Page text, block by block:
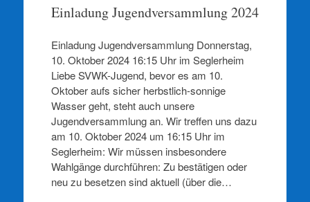
Einladung Jugendversammlung 2024
Einladung Jugendversammlung Donnerstag,
10. Oktober 2024 16:15 Uhr im Seglerheim
Liebe SVWK-Jugend, bevor es am 10.
Oktober aufs sicher herbstlich-sonnige
Wasser geht, steht auch unsere
Jugendversammlung an. Wir treffen uns dazu
am 10. Oktober 2024 um 16:15 Uhr im
Seglerheim: Wir müssen insbesondere
Wahlgänge durchführen: Zu bestätigen oder
neu zu besetzen sind aktuell (über die…